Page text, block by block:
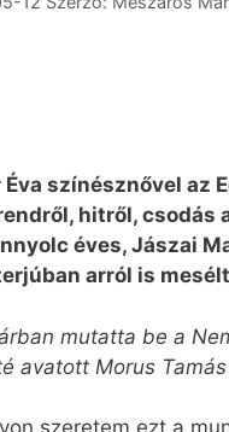
Éva színésznővel az
hitről, csodás
éves, Jászai
arról is
mutatta be a
avatott Morus